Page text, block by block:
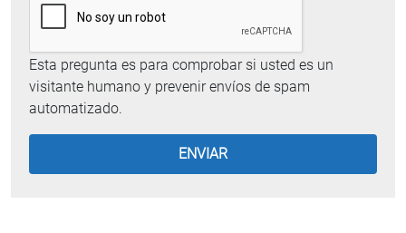
Esta pregunta es para comprobar si usted es un
visitante humano y prevenir envíos de spam
automatizado.